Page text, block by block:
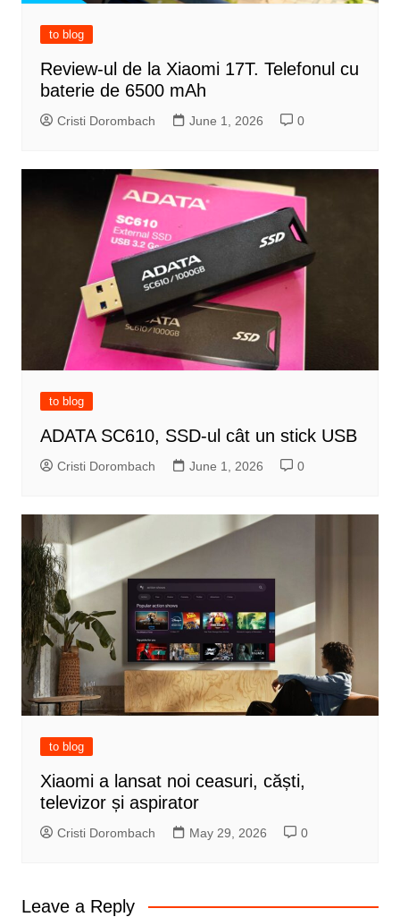
to blog
Review-ul de la Xiaomi 17T. Telefonul cu
baterie de 6500 mAh
Cristi Dorombach June 1, 2026 0
to blog
ADATA SC610, SSD-ul cât un stick USB
Cristi Dorombach June 1, 2026 0
to blog
Xiaomi a lansat noi ceasuri, căști,
televizor și aspirator
Cristi Dorombach May 29, 2026 0
Leave a Reply